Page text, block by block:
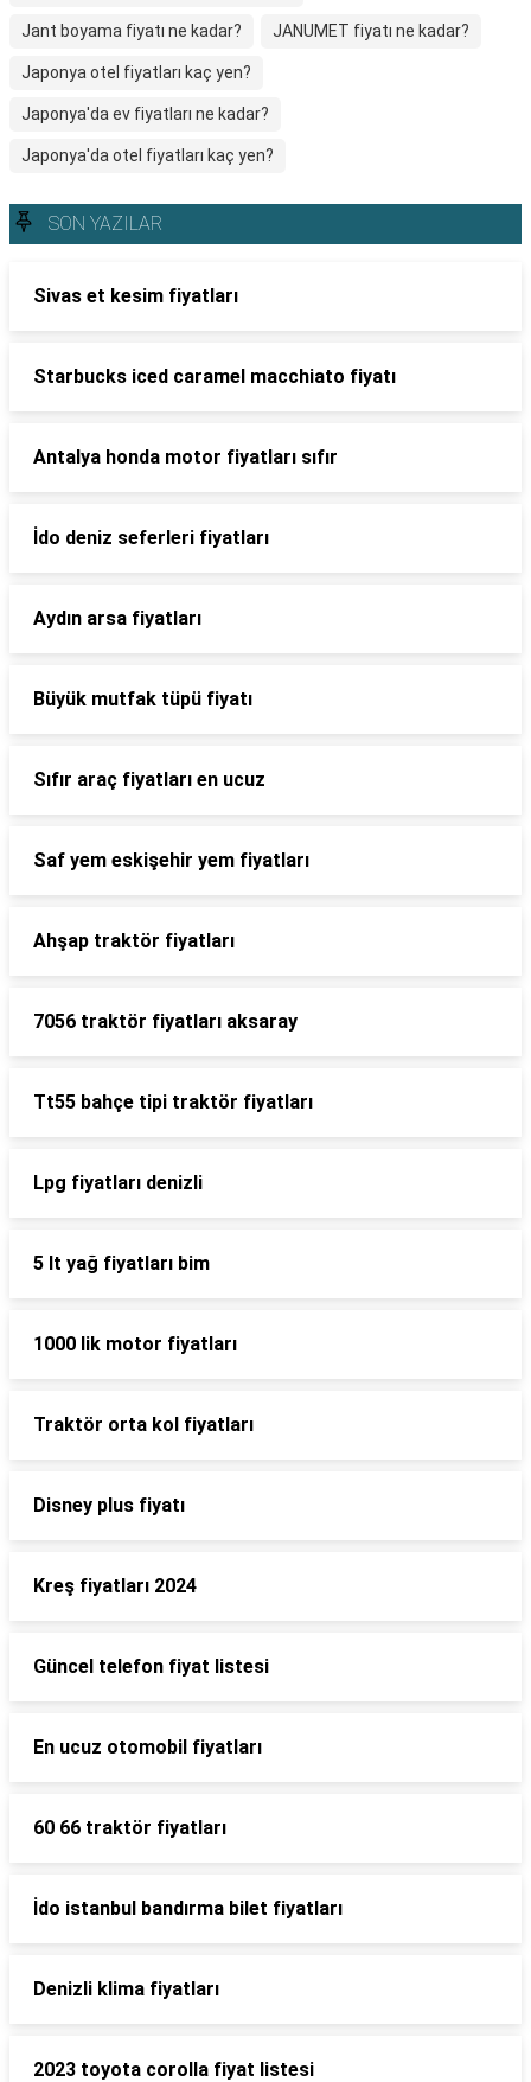
Jant boyama fiyatı ne kadar? JANUMET fiyatı ne kadar?
Japonya otel fiyatları kaç yen?
Japonya'da ev fiyatları ne kadar?
Japonya'da otel fiyatları kaç yen?
SON YAZILAR
Sivas et kesim fiyatları
Starbucks iced caramel macchiato fiyatı
Antalya honda motor fiyatları sıfır
İdo deniz seferleri fiyatları
Aydın arsa fiyatları
Büyük mutfak tüpü fiyatı
Sıfır araç fiyatları en ucuz
Saf yem eskişehir yem fiyatları
Ahşap traktör fiyatları
7056 traktör fiyatları aksaray
Tt55 bahçe tipi traktör fiyatları
Lpg fiyatları denizli
5 lt yağ fiyatları bim
1000 lik motor fiyatları
Traktör orta kol fiyatları
Disney plus fiyatı
Kreş fiyatları 2024
Güncel telefon fiyat listesi
En ucuz otomobil fiyatları
60 66 traktör fiyatları
İdo istanbul bandırma bilet fiyatları
Denizli klima fiyatları
2023 toyota corolla fiyat listesi